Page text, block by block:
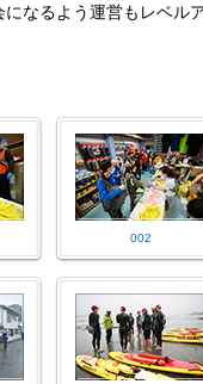
になるよう運営もレベル
002